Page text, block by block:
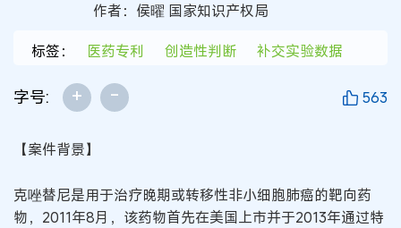
作者：侯曜 国家知识产权局
标签： 医药专利 创造性判断 补交实验数据
字号: + - 563
【案件背景】
克唑替尼是用于治疗晚期或转移性非小细胞肺癌的靶向药
物，2011年8月，该药物首先在美国上市并于2013年通过特